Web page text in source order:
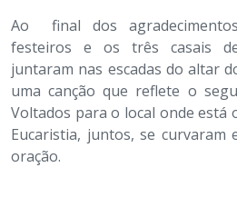
Ao final dos
festeiros e os três casais
juntaram nas escadas do altar
uma canção que reflete o
Voltados para o local onde está
Eucaristia, juntos, se curvaram
oração.